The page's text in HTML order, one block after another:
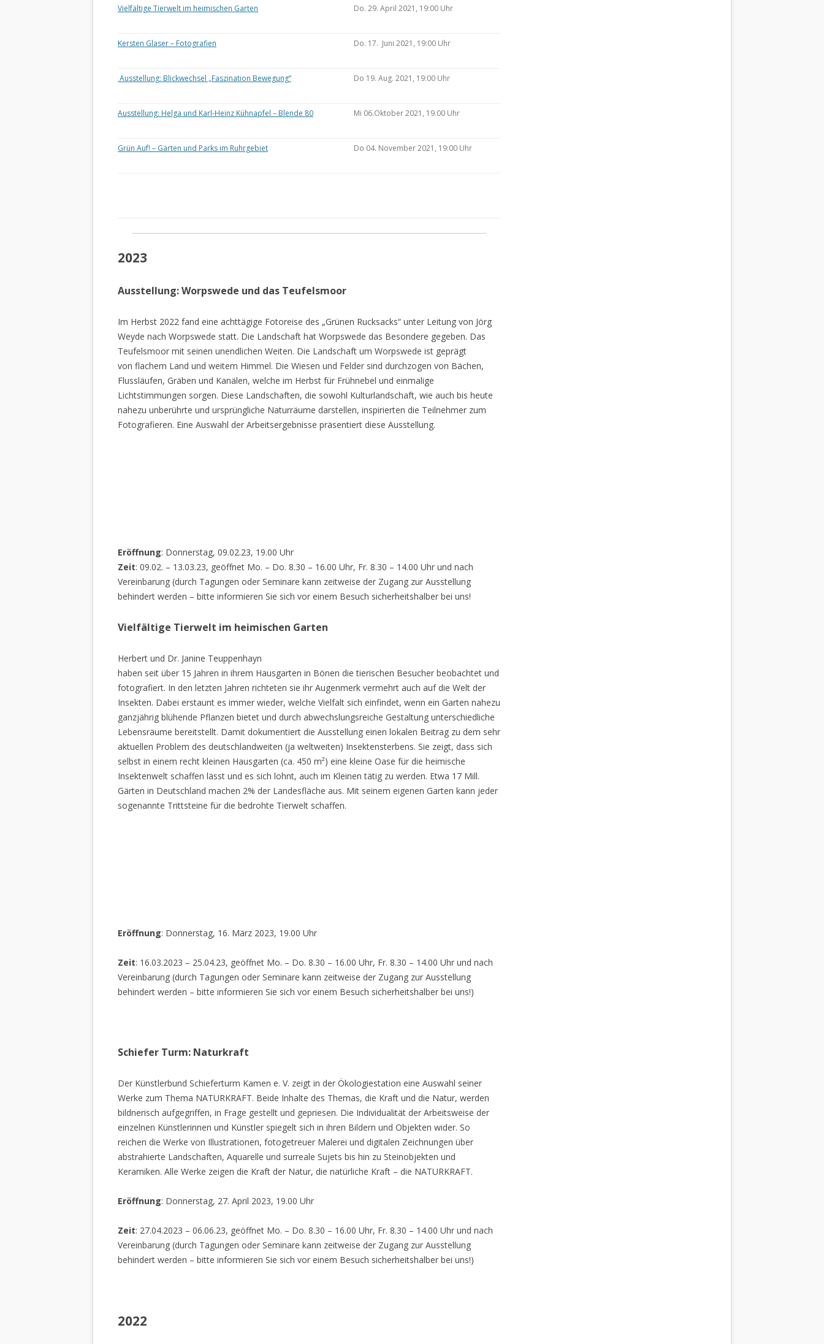
Vielfältige Tierwelt im heimischen Garten Do. 29. April 2021, 19:00 Uhr
Kersten Glaser – Fotografien Do. 17. Juni 2021, 19:00 Uhr
Ausstellung: Blickwechsel „Faszination Bewegung“ Do 19. Aug. 2021, 19:00 Uhr
Ausstellung: Helga und Karl-Heinz Kühnapfel – Blende 80 Mi 06.Oktober 2021, 19.00 Uhr
Grün Auf! – Gärten und Parks im Ruhrgebiet Do 04. November 2021, 19:00 Uhr
2023
Ausstellung: Worpswede und das Teufelsmoor
Im Herbst 2022 fand eine achttägige Fotoreise des „Grünen Rucksacks“ unter Leitung von Jörg
Weyde nach Worpswede statt. Die Landschaft hat Worpswede das Besondere gegeben. Das
Teufelsmoor mit seinen unendlichen Weiten. Die Landschaft um Worpswede ist geprägt
von flachem Land und weitem Himmel. Die Wiesen und Felder sind durchzogen von Bächen,
Flussläufen, Gräben und Kanälen, welche im Herbst für Frühnebel und einmalige
Lichtstimmungen sorgen. Diese Landschaften, die sowohl Kulturlandschaft, wie auch bis heute
nahezu unberührte und ursprüngliche Naturräume darstellen, inspirierten die Teilnehmer zum
Fotografieren. Eine Auswahl der Arbeitsergebnisse präsentiert diese Ausstellung.
Eröffnung: Donnerstag, 09.02.23, 19.00 Uhr
Zeit: 09.02. – 13.03.23, geöffnet Mo. – Do. 8.30 – 16.00 Uhr, Fr. 8.30 – 14.00 Uhr und nach
Vereinbarung (durch Tagungen oder Seminare kann zeitweise der Zugang zur Ausstellung
behindert werden – bitte informieren Sie sich vor einem Besuch sicherheitshalber bei uns!
Vielfältige Tierwelt im heimischen Garten
Herbert und Dr. Janine Teuppenhayn
haben seit über 15 Jahren in ihrem Hausgarten in Bönen die tierischen Besucher beobachtet und
fotografiert. In den letzten Jahren richteten sie ihr Augenmerk vermehrt auch auf die Welt der
Insekten. Dabei erstaunt es immer wieder, welche Vielfalt sich einfindet, wenn ein Garten nahezu
ganzjährig blühende Pflanzen bietet und durch abwechslungsreiche Gestaltung unterschiedliche
Lebensräume bereitstellt. Damit dokumentiert die Ausstellung einen lokalen Beitrag zu dem sehr
aktuellen Problem des deutschlandweiten (ja weltweiten) Insektensterbens. Sie zeigt, dass sich
selbst in einem recht kleinen Hausgarten (ca. 450 m²) eine kleine Oase für die heimische
Insektenwelt schaffen lässt und es sich lohnt, auch im Kleinen tätig zu werden. Etwa 17 Mill.
Gärten in Deutschland machen 2% der Landesfläche aus. Mit seinem eigenen Garten kann jeder
sogenannte Trittsteine für die bedrohte Tierwelt schaffen.
Eröffnung: Donnerstag, 16. März 2023, 19.00 Uhr
Zeit: 16.03.2023 – 25.04.23, geöffnet Mo. – Do. 8.30 – 16.00 Uhr, Fr. 8.30 – 14.00 Uhr und nach
Vereinbarung (durch Tagungen oder Seminare kann zeitweise der Zugang zur Ausstellung
behindert werden – bitte informieren Sie sich vor einem Besuch sicherheitshalber bei uns!)
Schiefer Turm: Naturkraft
Der Künstlerbund Schieferturm Kamen e. V. zeigt in der Ökologiestation eine Auswahl seiner
Werke zum Thema NATURKRAFT. Beide Inhalte des Themas, die Kraft und die Natur, werden
bildnerisch aufgegriffen, in Frage gestellt und gepriesen. Die Individualität der Arbeitsweise der
einzelnen Künstlerinnen und Künstler spiegelt sich in ihren Bildern und Objekten wider. So
reichen die Werke von Illustrationen, fotogetreuer Malerei und digitalen Zeichnungen über
abstrahierte Landschaften, Aquarelle und surreale Sujets bis hin zu Steinobjekten und
Keramiken. Alle Werke zeigen die Kraft der Natur, die natürliche Kraft – die NATURKRAFT.
Eröffnung: Donnerstag, 27. April 2023, 19.00 Uhr
Zeit: 27.04.2023 – 06.06.23, geöffnet Mo. – Do. 8.30 – 16.00 Uhr, Fr. 8.30 – 14.00 Uhr und nach
Vereinbarung (durch Tagungen oder Seminare kann zeitweise der Zugang zur Ausstellung
behindert werden – bitte informieren Sie sich vor einem Besuch sicherheitshalber bei uns!)
2022